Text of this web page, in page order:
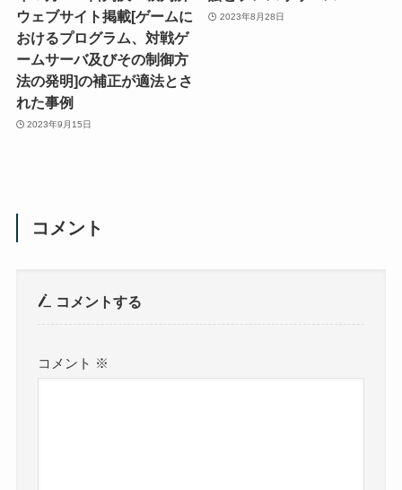
ウェブサイト掲載[ゲームに
おけるプログラム、対戦ゲ
ームサーバ及びその制御方
法の発明]の補正が適法とさ
れた事例
2023年9月15日
2023年8月28日
コメント
コメントする
コメント ※